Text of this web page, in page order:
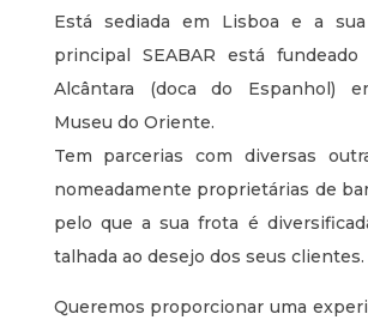
Está sediada em Lisboa e a sua
principal SEABAR está
Alcântara (doca do Espanhol)
Museu do Oriente.
Tem parcerias com diversas
nomeadamente proprietárias de
pelo que a sua frota é
talhada ao desejo dos seus clientes.
Queremos proporcionar uma